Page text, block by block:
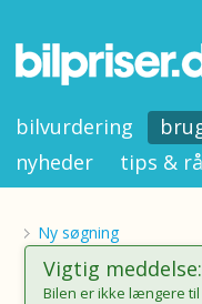
bilvurdering
nyheder
tips &
Ny søgning
Vigtig
Bilen er ikke længere